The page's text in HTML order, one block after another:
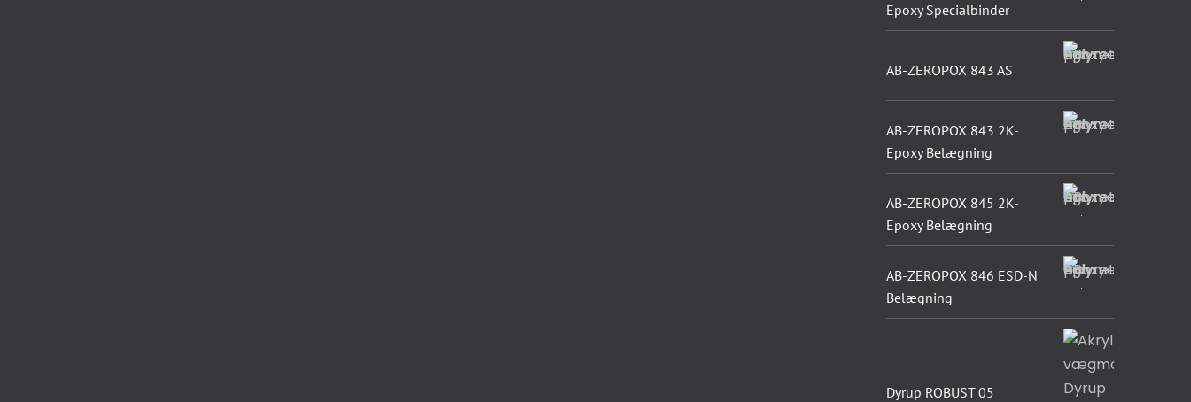
Epoxy Specialbinder
AB-ZEROPOX 843 AS
AB-ZEROPOX 843 2K-
Epoxy Belægning
AB-ZEROPOX 845 2K-
Epoxy Belægning
AB-ZEROPOX 846 ESD-N
Belægning
Dyrup ROBUST 05